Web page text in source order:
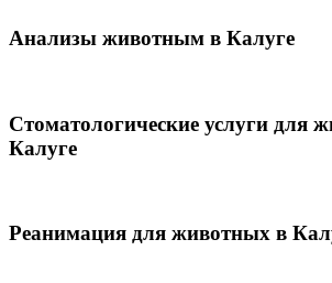
Анализы животным в Калуге
Стоматологические услуги для
Калуге
Реанимация для животных в